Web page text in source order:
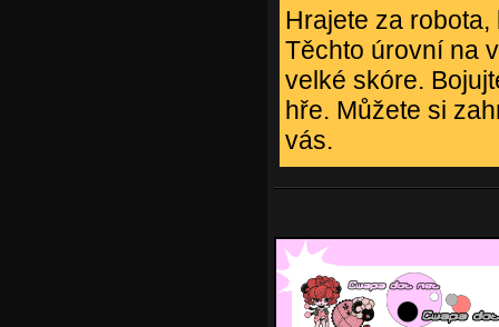
Hrajete za
Těchto úrovní na
velké skóre.
hře. Můžete si
vás.